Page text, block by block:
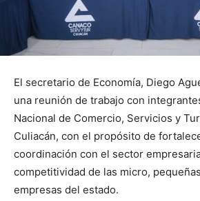
El secretario de Economía, Diego
una reunión de trabajo con
Nacional de Comercio, Servicios y
Culiacán, con el propósito de
coordinación con el sector
competitividad de las micro,
empresas del estado.